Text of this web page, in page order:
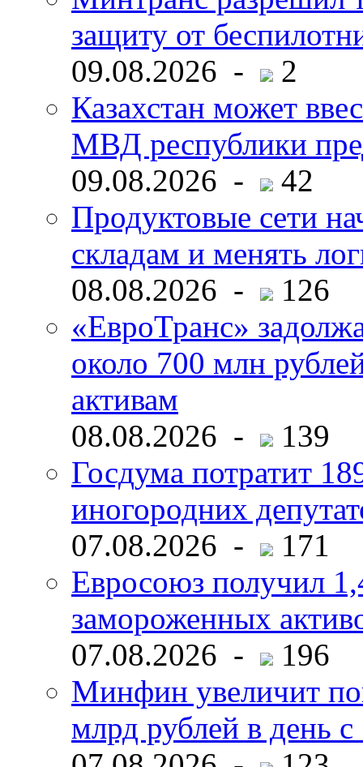
защиту от
09.08.2026 -
2
Казахстан может
МВД республики
09.08.2026 -
42
Продуктовые сети
складам и менять
08.08.2026 -
126
«ЕвроТранс»
около 700 млн
активам
08.08.2026 -
139
Госдума потратит
иногородних
07.08.2026 -
171
Евросоюз получил
замороженных
07.08.2026 -
196
Минфин увеличит
млрд рублей в день с